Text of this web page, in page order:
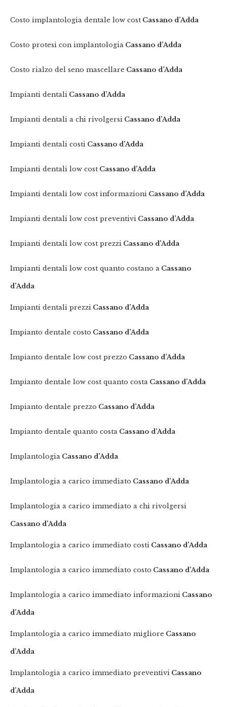
Costo implantologia dentale low cost Cassano d’Adda
Costo protesi con implantologia Cassano d’Adda
Costo rialzo del seno mascellare Cassano d’Adda
Impianti dentali Cassano d’Adda
Impianti dentali a chi rivolgersi Cassano d’Adda
Impianti dentali costi Cassano d’Adda
Impianti dentali low cost Cassano d’Adda
Impianti dentali low cost informazioni Cassano d’Adda
Impianti dentali low cost preventivi Cassano d’Adda
Impianti dentali low cost prezzi Cassano d’Adda
Impianti dentali low cost quanto costano a Cassano
d’Adda
Impianti dentali prezzi Cassano d’Adda
Impianto dentale costo Cassano d’Adda
Impianto dentale low cost prezzo Cassano d’Adda
Impianto dentale low cost quanto costa Cassano d’Adda
Impianto dentale prezzo Cassano d’Adda
Impianto dentale quanto costa Cassano d’Adda
Implantologia Cassano d’Adda
Implantologia a carico immediato Cassano d’Adda
Implantologia a carico immediato a chi rivolgersi
Cassano d’Adda
Implantologia a carico immediato costi Cassano d’Adda
Implantologia a carico immediato costo Cassano d’Adda
Implantologia a carico immediato informazioni Cassano
d’Adda
Implantologia a carico immediato migliore Cassano
d’Adda
Implantologia a carico immediato preventivi Cassano
d’Adda